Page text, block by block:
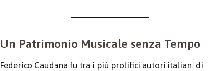
Un Patrimonio Musicale senza Tempo
Federico Caudana fu tra i più prolifici autori italiani di